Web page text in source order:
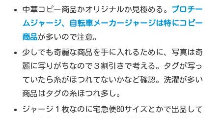
中華コピー商品かオリジナルか見極める。 プロチー
ムジャージ、自転車メーカージャージは特にコピー
商品が多いので注意。
少しでも奇麗な商品を手に入れるために、写真は奇
麗に写りがちなので３割引きで考える。タグが写っ
ていたら糸がほつれてないかなど確認。洗濯が多い
商品はタグの糸ほつれ多し。
ジャージ１枚なのに宅急便80サイズとかで出品して